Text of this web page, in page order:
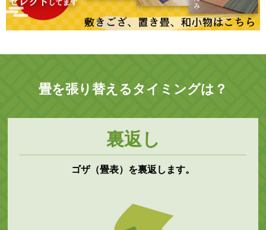
畳を張り替えるタイミングは？
裏返し
ゴザ（畳表）を裏返します。